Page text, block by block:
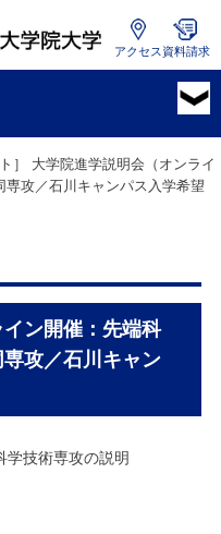
アクセス 資料請求
］ 大学院進学説明会（オンライ
攻／石川キャンパス入学希望
ン開催：先端科
攻／石川キャン
学技術専攻の説明